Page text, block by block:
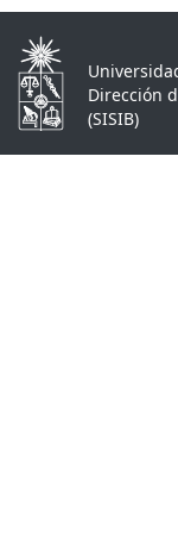
Dirección
(SISIB)